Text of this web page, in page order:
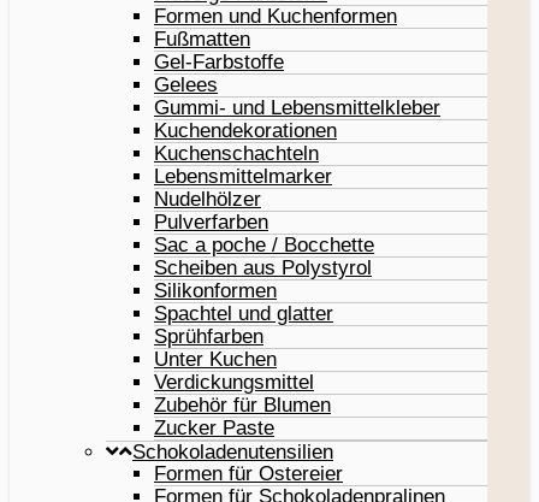
Formen und Kuchenformen
Fußmatten
Gel-Farbstoffe
Gelees
Gummi- und Lebensmittelkleber
Kuchendekorationen
Kuchenschachteln
Lebensmittelmarker
Nudelhölzer
Pulverfarben
Sac a poche / Bocchette
Scheiben aus Polystyrol
Silikonformen
Spachtel und glatter
Sprühfarben
Unter Kuchen
Verdickungsmittel
Zubehör für Blumen
Zucker Paste
Schokoladenutensilien
Formen für Ostereier
Formen für Schokoladenpralinen